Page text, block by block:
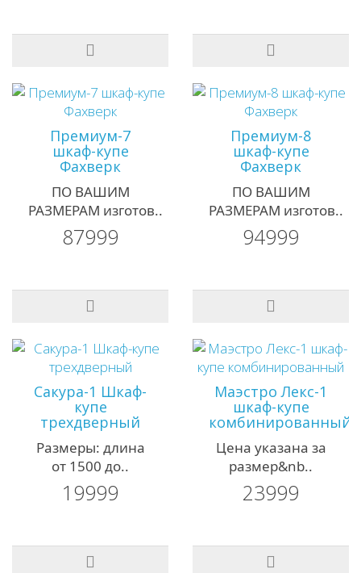
Премиум-7
шкаф-купе
Фахверк
ПО ВАШИМ
РАЗМЕРАМ изготов..
87999
Премиум-8
шкаф-купе
Фахверк
ПО ВАШИМ
РАЗМЕРАМ изготов..
94999
Сакура-1 Шкаф-
купе
трехдверный
Размеры: длина
от 1500 до..
19999
Маэстро Лекс-1
шкаф-купе
комбинированный
Цена указана за
размер&nb..
23999